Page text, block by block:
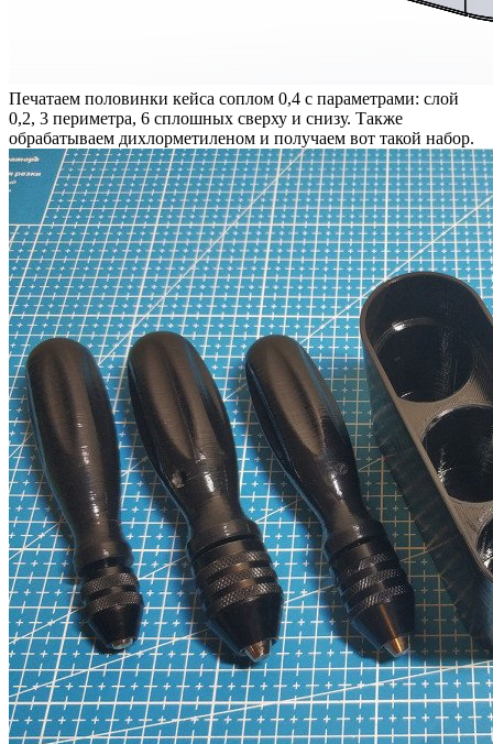
Печатаем половинки кейса соплом 0,4 с параметрами: слой
0,2, 3 периметра, 6 сплошных сверху и снизу. Также
обрабатываем дихлорметиленом и получаем вот такой набор.